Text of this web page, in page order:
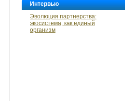
Интервью
Эволюция партнерства:
экосистема, как единый
организм